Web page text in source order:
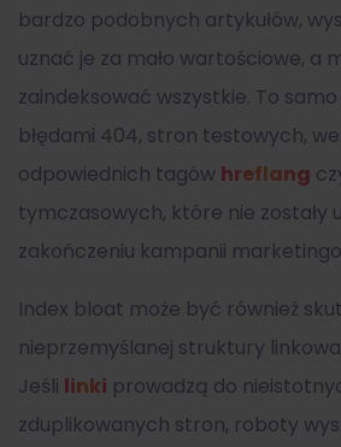
bardzo podobnych artykułów,
uznać je za mało wartościowe, a
zaindeksować wszystkie. To
błędami 404, stron testowych,
odpowiednich tagów hreflang
tymczasowych, które nie zostały
zakończeniu kampanii
Index bloat może być również
nieprzemyślanej struktury
Jeśli linki prowadzą do
zduplikowanych stron, roboty